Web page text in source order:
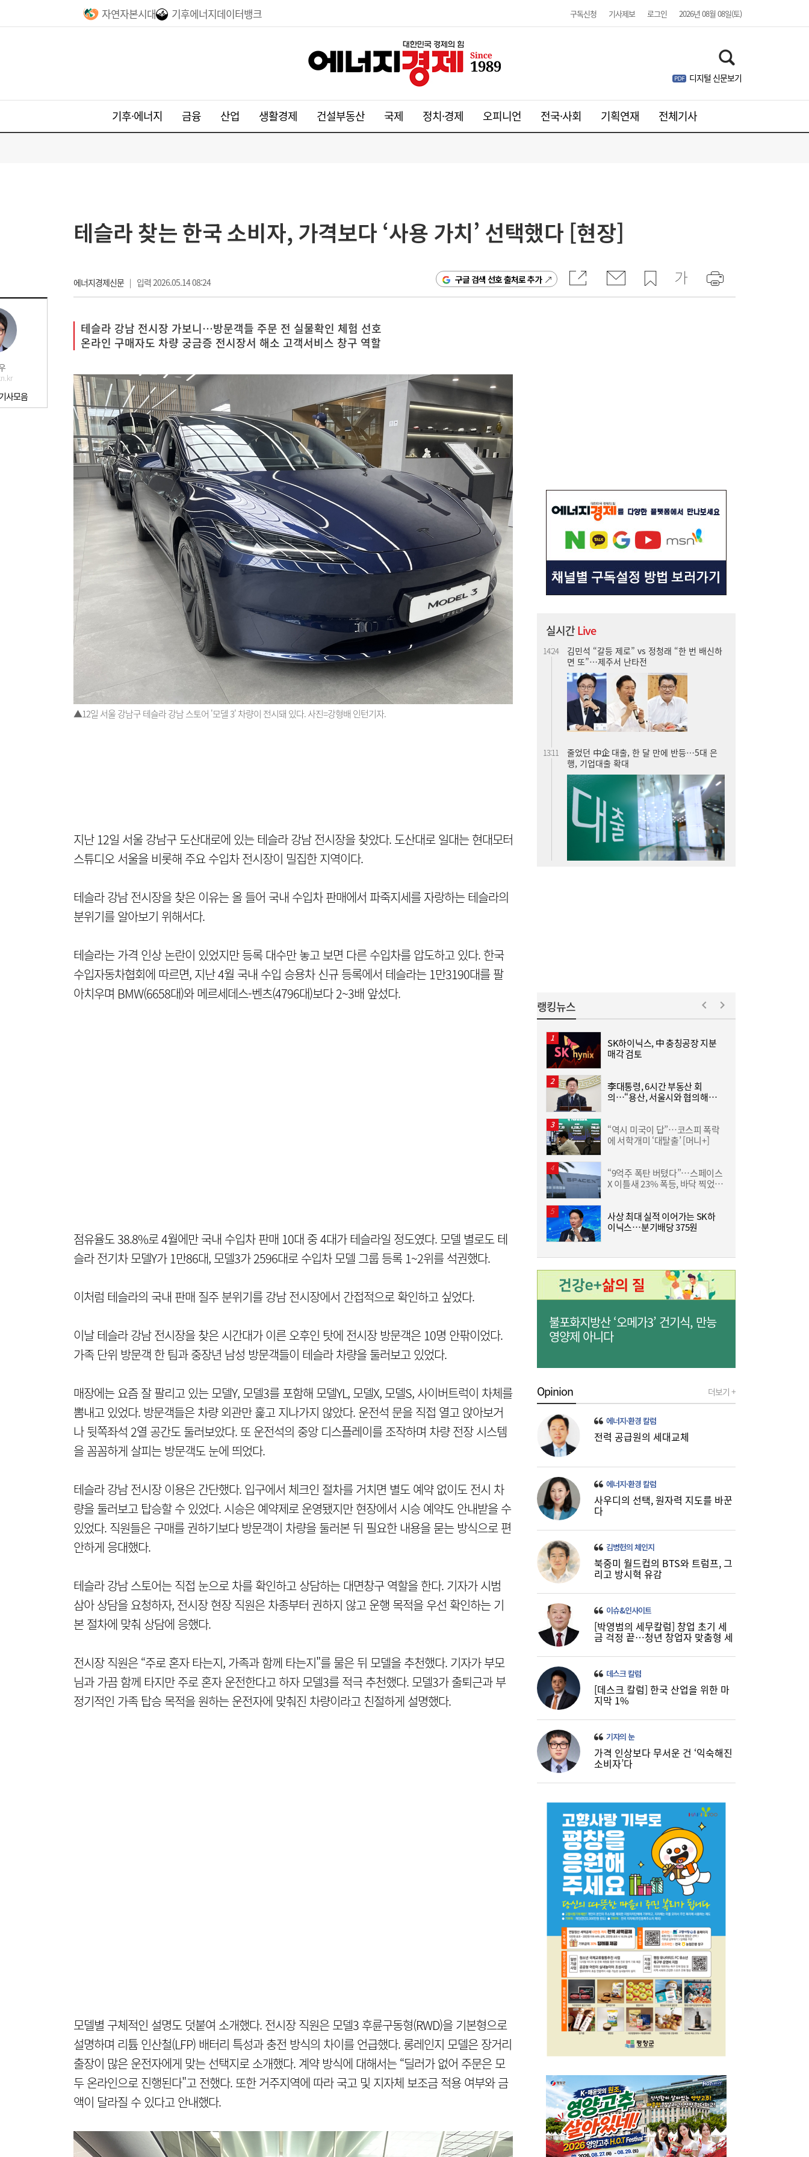
자연자본시대 기후에너지데이터뱅크 구독신청 기사제보 로그인 2026년 08월 08일(토)
디지털 신문보기
기후·에너지 금융 산업 생활경제 건설부동산 국제 정치·경제 오피니언 전국·사회 기획연재 전체기사
사모음
테슬라 찾는 한국 소비자, 가격보다 ‘사용 가치’ 선택했다 [현장]
에너지경제신문| 입력 2026.05.14 08:24 구글 검색 선호 출처로 추가
테슬라 강남 전시장 가보니…방문객들 주문 전 실물확인 체험 선호
온라인 구매자도 차량 궁금증 전시장서 해소 고객서비스 창구 역할
▲12일 서울 강남구 테슬라 강남 스토어 '모델 3' 차량이 전시돼 있다. 사진=강형배 인턴기자.
지난 12일 서울 강남구 도산대로에 있는 테슬라 강남 전시장을 찾았다. 도산대로 일대는 현대모터
스튜디오 서울을 비롯해 주요 수입차 전시장이 밀집한 지역이다.
테슬라 강남 전시장을 찾은 이유는 올 들어 국내 수입차 판매에서 파죽지세를 자랑하는 테슬라의
분위기를 알아보기 위해서다.
테슬라는 가격 인상 논란이 있었지만 등록 대수만 놓고 보면 다른 수입차를 압도하고 있다. 한국
수입자동차협회에 따르면, 지난 4월 국내 수입 승용차 신규 등록에서 테슬라는 1만3190대를 팔
아치우며 BMW(6658대)와 메르세데스-벤츠(4796대)보다 2~3배 앞섰다.
점유율도 38.8%로 4월에만 국내 수입차 판매 10대 중 4대가 테슬라일 정도였다. 모델 별로도 테
슬라 전기차 모델Y가 1만86대, 모델3가 2596대로 수입차 모델 그룹 등록 1~2위를 석권했다.
이처럼 테슬라의 국내 판매 질주 분위기를 강남 전시장에서 간접적으로 확인하고 싶었다.
이날 테슬라 강남 전시장을 찾은 시간대가 이른 오후인 탓에 전시장 방문객은 10명 안팎이었다.
가족 단위 방문객 한 팀과 중장년 남성 방문객들이 테슬라 차량을 둘러보고 있었다.
매장에는 요즘 잘 팔리고 있는 모델Y, 모델3를 포함해 모델YL, 모델X, 모델S, 사이버트럭이 차체를
뽐내고 있었다. 방문객들은 차량 외관만 훑고 지나가지 않았다. 운전석 문을 직접 열고 앉아보거
나 뒷쪽좌석 2열 공간도 둘러보았다. 또 운전석의 중앙 디스플레이를 조작하며 차량 전장 시스템
을 꼼꼼하게 살피는 방문객도 눈에 띄었다.
테슬라 강남 전시장 이용은 간단했다. 입구에서 체크인 절차를 거치면 별도 예약 없이도 전시 차
량을 둘러보고 탑승할 수 있었다. 시승은 예약제로 운영됐지만 현장에서 시승 예약도 안내받을 수
있었다. 직원들은 구매를 권하기보다 방문객이 차량을 둘러본 뒤 필요한 내용을 묻는 방식으로 편
안하게 응대했다.
테슬라 강남 스토어는 직접 눈으로 차를 확인하고 상담하는 대면창구 역할을 한다. 기자가 시범
삼아 상담을 요청하자, 전시장 현장 직원은 차종부터 권하지 않고 운행 목적을 우선 확인하는 기
본 절차에 맞춰 상담에 응했다.
전시장 직원은 “주로 혼자 타는지, 가족과 함께 타는지"를 물은 뒤 모델을 추천했다. 기자가 부모
님과 가끔 함께 타지만 주로 혼자 운전한다고 하자 모델3를 적극 추천했다. 모델3가 출퇴근과 부
정기적인 가족 탑승 목적을 원하는 운전자에 맞춰진 차량이라고 친절하게 설명했다.
모델별 구체적인 설명도 덧붙여 소개했다. 전시장 직원은 모델3 후륜구동형(RWD)을 기본형으로
설명하며 리튬 인산철(LFP) 배터리 특성과 충전 방식의 차이를 언급했다. 롱레인지 모델은 장거리
출장이 많은 운전자에게 맞는 선택지로 소개했다. 계약 방식에 대해서는 “딜러가 없어 주문은 모
두 온라인으로 진행된다"고 전했다. 또한 거주지역에 따라 국고 및 지자체 보조금 적용 여부와 금
액이 달라질 수 있다고 안내했다.
실시간Live
14:24
김민석 “갈등 제로” vs 정청래 “한 번 배신하
줄었던 中企 대출, 한 달 만에 반등…5대 은
행, 기업대출 확대
“역시 미국이 답”…코스피 폭락에 서학개미
윤리위 내부 갈등 확산
10:59
“9억주 폭탄 버텼다”…스페이스X 이틀새
23% 폭등, 바닥 찍었나 [머니+]
10:08 주유소 기름값 12주 연속 하락…다음주는?
09:10
가스공사 실적 상승에도 미수금 14조원…요
금 조정·지원 절실
랭킹뉴스
SK하이닉스, 中 충칭공장 지분
매각 검토
李대통령, 6시간 부동산 회
의…“용산, 서울시와 협의해야”
“역시 미국이 답”…코스피 폭락
에 서학개미 ‘대탈출’ [머니+]
“9억주 폭탄 버텼다”…스페이스
X 이틀새 23% 폭등, 바닥 찍었나
사상 최대 실적 이어가는 SK하
이닉스…분기배당 375원
불포화지방산 ‘오메가3’ 건기식, 만능
영양제 아니다
Opinion 더보기 +
에너지·환경 칼럼
전력 공급원의 세대교체
에너지·환경 칼럼
사우디의 선택, 원자력 지도를 바꾼
다
김병헌의 체인지
북중미 월드컵의 BTS와 트럼프, 그
리고 방시혁 유감
이슈&인사이트
[박영범의 세무칼럼] 창업 초기 세
금 걱정 끝…청년 창업자 맞춤형 세
데스크 칼럼
[데스크 칼럼] 한국 산업을 위한 마
지막 1%
기자의 눈
가격 인상보다 무서운 건 ‘익숙해진
소비자’다